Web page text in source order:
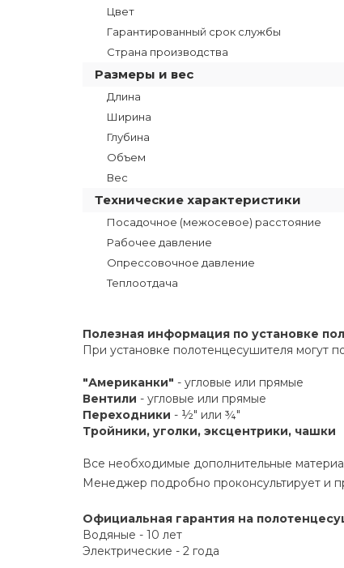
Цвет
Гарантированный срок службы
Страна производства
Размеры и вес
Длина
Ширина
Глубина
Объем
Вес
Технические характеристики
Посадочное (межосевое) расстояние
Рабочее давление
Опрессовочное давление
Теплоотдача
Полезная информация по установке
При установке полотенцесушителя могут
"Американки" - угловые или прямые
Вентили - угловые или прямые
Переходники - ½" или ¾"
Тройники, уголки, эксцентрики, чашки
Все необходимые дополнительные
Менеджер подробно проконсультирует и
Официальная гарантия на
Водяные - 10 лет
Электрические - 2 года